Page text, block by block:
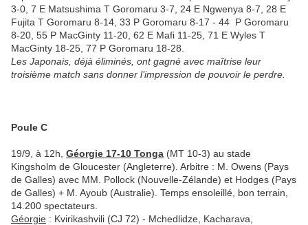
3-0, 7 E Matsushima T Goromaru 3-7, 24 E Ngwenya 8-7, 28 E
Fujita T Goromaru 8-14, 33 P Goromaru 8-17 - 44 P Goromaru
8-20, 55 P MacGinty 11-20, 62 E Mafi 11-25, 71 E Wyles T
MacGinty 18-25, 77 P Goromaru 18-28.
Les Japonais, déjà éliminés, ont gagné avec maîtrise leur
troisième match sans donner l’impression de pouvoir le perdre.
Poule C
19/9, à 12h, Géorgie 17-10 Tonga (MT 10-3) au stade
Kingsholm de Gloucester (Angleterre). Arbitre : M. Owens (Pays
de Galles) avec MM. Pollock (Nouvelle-Zélande) et Hodges (Pays
de Galles) + M. Ayoub (Australie). Temps ensoleillé, bon terrain,
14.200 spectateurs.
Géorgie : Kvirikashvili (CJ 72) - Mchedlidze, Kacharava,